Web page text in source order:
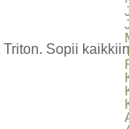
Sopii